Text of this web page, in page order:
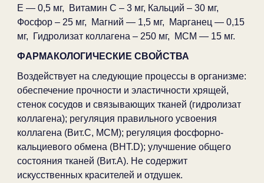
Е — 0,5 мг, Витамин С – 3 мг, Кальций – 30 мг,
Фосфор – 25 мг, Магний — 1,5 мг, Марганец — 0,15
мг, Гидролизат коллагена – 250 мг, МСМ — 15 мг.
ФАРМАКОЛОГИЧЕСКИЕ СВОЙСТВА
Воздействует на следующие процессы в организме:
обеспечение прочности и эластичности хрящей,
стенок сосудов и связывающих тканей (гидролизат
коллагена); регуляция правильного усвоения
коллагена (Вит.С, МСМ); регуляция фосфорно-
кальциевого обмена (BHT.D); улучшение общего
состояния тканей (Вит.А). Не содержит
искусственных красителей и отдушек.